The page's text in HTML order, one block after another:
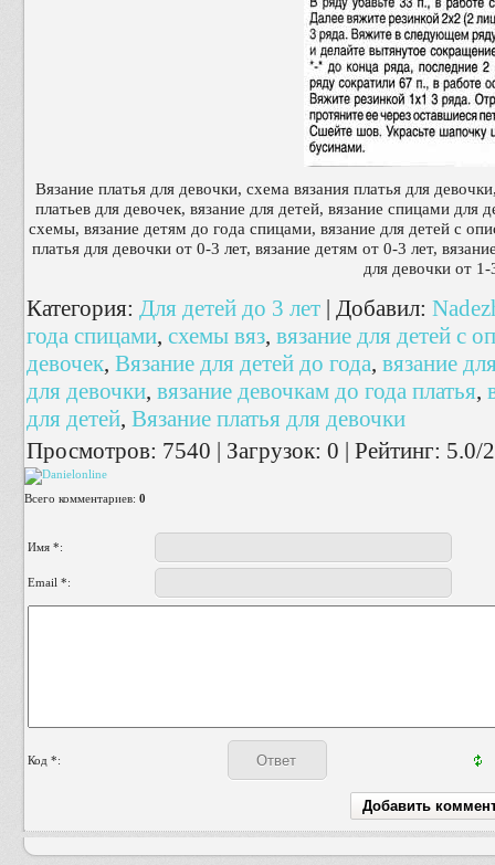
Вязание платья для девочки, схема вязания платья для
платьев для девочек, вязание для детей, вязание спицами для
схемы, вязание детям до года спицами, вязание для детей с
платья для девочки от 0-3 лет, вязание детям от 0-3 лет,
для девочки от 1-
Категория: Для детей до 3 лет | Добавил:
года спицами, схемы вяз, вязание для детей с
девочек, Вязание для детей до года, вязание
для девочки, вязание девочкам до года платья,
для детей, Вязание платья для девочки
Просмотров: 7540 | Загрузок: 0 | Рейтинг: 5.0/2
Всего комментариев: 0
Имя *:
Email *:
Код *: